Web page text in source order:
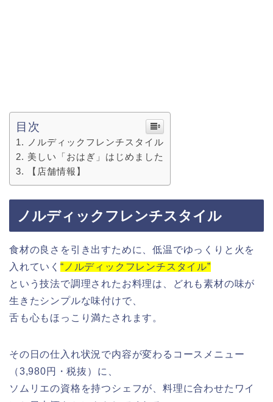
目次
ノルディックフレンチスタイル
美しい「おはぎ」はじめました
【店舗情報】
ノルディックフレンチスタイル
食材の良さを引き出すために、低温でゆっくりと火を
入れていく “ノルディックフレンチスタイル”
という技法で調理されたお料理は、どれも素材の味が
生きたシンプルな味付けで、
舌も心もほっこり満たされます。
その日の仕入れ状況で内容が変わるコースメニュー
（3,980円・税抜）に、
ソムリエの資格を持つシェフが、料理に合わせたワイ